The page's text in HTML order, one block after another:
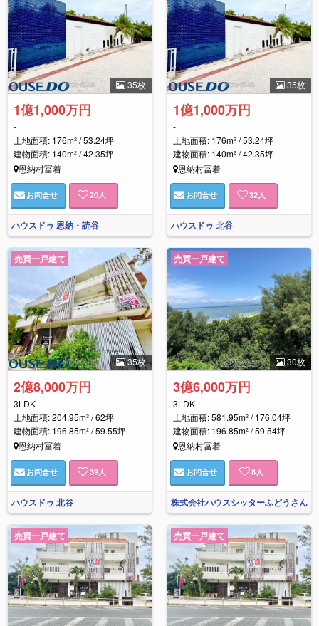
35枚
1億1,000万円
-
土地面積: 176m² / 53.24坪
建物面積: 140m² / 42.35坪
恩納村冨着
お問合せ 20人
ハウスドゥ 恩納・読谷
35枚
1億1,000万円
-
土地面積: 176m² / 53.24坪
建物面積: 140m² / 42.35坪
恩納村冨着
お問合せ 32人
ハウスドゥ 北谷
35枚
売買一戸建て
2億8,000万円
3LDK
土地面積: 204.95m² / 62坪
建物面積: 196.85m² / 59.55坪
恩納村冨着
お問合せ 39人
ハウスドゥ 北谷
30枚
売買一戸建て
3億6,000万円
3LDK
土地面積: 581.95m² / 176.04坪
建物面積: 196.85m² / 59.54坪
恩納村冨着
お問合せ 8人
株式会社ハウスシッターふどうさん
売買一戸建て 売買一戸建て